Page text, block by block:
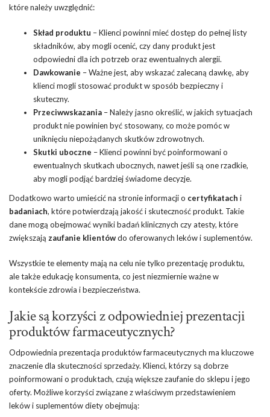
które należy uwzględnić:
Skład produktu – Klienci powinni mieć dostęp do pełnej listy
składników, aby mogli ocenić, czy dany produkt jest
odpowiedni dla ich potrzeb oraz ewentualnych alergii.
Dawkowanie – Ważne jest, aby wskazać zalecaną dawkę, aby
klienci mogli stosować produkt w sposób bezpieczny i
skuteczny.
Przeciwwskazania – Należy jasno określić, w jakich sytuacjach
produkt nie powinien być stosowany, co może pomóc w
uniknięciu niepożądanych skutków zdrowotnych.
Skutki uboczne – Klienci powinni być poinformowani o
ewentualnych skutkach ubocznych, nawet jeśli są one rzadkie,
aby mogli podjąć bardziej świadome decyzje.
Dodatkowo warto umieścić na stronie informacji o certyfikatach i
badaniach, które potwierdzają jakość i skuteczność produkt. Takie
dane mogą obejmować wyniki badań klinicznych czy atesty, które
zwiększają zaufanie klientówdo oferowanych leków i suplementów.
Wszystkie te elementy mają na celu nie tylko prezentację produktu,
ale także edukację konsumenta, co jest niezmiernie ważne w
kontekście zdrowia i bezpieczeństwa.
Jakie są korzyści z odpowiedniej prezentacji
produktów farmaceutycznych?
Odpowiednia prezentacja produktów farmaceutycznych ma kluczowe
znaczenie dla skuteczności sprzedaży. Klienci, którzy są dobrze
poinformowani o produktach, czują większe zaufanie do sklepu i jego
oferty. Możliwe korzyści związane z właściwym przedstawieniem
leków i suplementów diety obejmują: